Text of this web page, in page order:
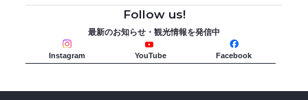
Follow us!
最新のお知らせ・観光情報を発信中
Instagram YouTube Facebook